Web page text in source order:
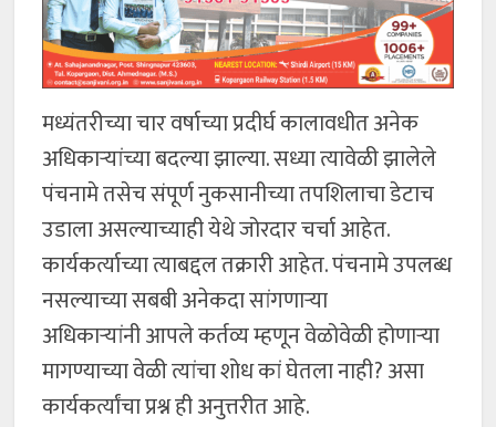
मध्यंतरीच्या चार वर्षाच्या प्रदीर्घ कालावधीत अनेक
अधिकाऱ्यांच्या बदल्या झाल्या. सध्या त्यावेळी झालेले
पंचनामे तसेच संपूर्ण नुकसानीच्या तपशिलाचा डेटाच
उडाला असल्याच्याही येथे जोरदार चर्चा आहेत.
कार्यकर्त्याच्या त्याबद्दल तक्रारी आहेत. पंचनामे उपलब्ध
नसल्याच्या सबबी अनेकदा सांगणाऱ्या
अधिकाऱ्यांनी आपले कर्तव्य म्हणून वेळोवेळी होणाऱ्या
मागण्याच्या वेळी त्यांचा शोध कां घेतला नाही? असा
कार्यकर्त्यांचा प्रश्न ही अनुत्तरीत आहे.